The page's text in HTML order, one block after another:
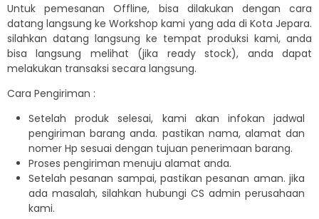
Untuk pemesanan Offline, bisa dilakukan dengan cara
datang langsung ke Workshop kami yang ada di Kota Jepara.
silahkan datang langsung ke tempat produksi kami, anda
bisa langsung melihat (jika ready stock), anda dapat
melakukan transaksi secara langsung.
Cara Pengiriman :
Setelah produk selesai, kami akan infokan jadwal
pengiriman barang anda. pastikan nama, alamat dan
nomer Hp sesuai dengan tujuan penerimaan barang.
Proses pengiriman menuju alamat anda.
Setelah pesanan sampai, pastikan pesanan aman. jika
ada masalah, silahkan hubungi CS admin perusahaan
kami.